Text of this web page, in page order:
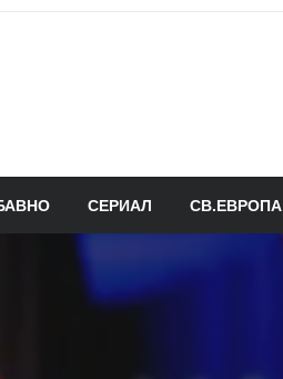
СЕРИАЛ СВ.ЕВРОПА